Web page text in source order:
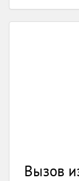
Вызов